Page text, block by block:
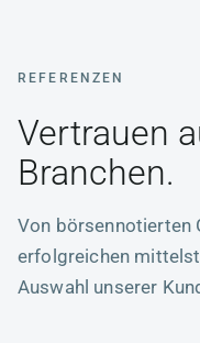
REFERENZEN
Vertrauen
Branchen.
Von börsennotierten
erfolgreichen
Auswahl unserer